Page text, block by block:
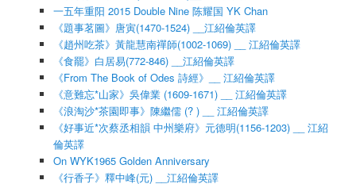
一五年重阳 2015 Double Nine 陈耀国 YK Chan
《題事茗圖》唐寅(1470-1524) __江紹倫英譯
《趙州吃茶》黃龍慧南禪師(1002-1069) __ 江紹倫英譯
《食罷》白居易(772-846) __江紹倫英譯
《From The Book of Odes 詩經》__ 江紹倫英譯
《意難忘*山家》吳偉業 (1609-1671) __ 江紹倫英譯
《浪淘沙*茶園即事》陳繼儒 (? ) __ 江紹倫英譯
《好事近*次蔡丞相韻 中州樂府》元德明(1156-1203) __ 江紹
倫英譯
On WYK1965 Golden Anniversary
《行香子》釋中峰(元) __江紹倫英譯